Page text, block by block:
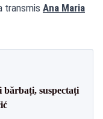
transmis Ana Maria
suspectați